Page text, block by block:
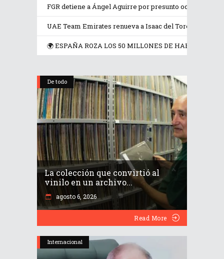
FGR detiene a Ángel Aguirre por presunto
UAE Team Emirates renueva a Isaac del Toro hasta 2031
🌍 ESPAÑA ROZA LOS 50 MILLONES DE
De todo
La colección que convirtió al
vinilo en un archivo...
agosto 6, 2026
Read More
Internacional